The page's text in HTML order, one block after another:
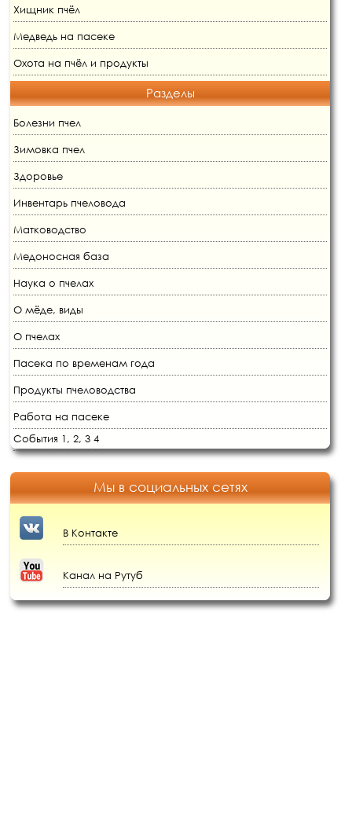
Хищник пчёл
Медведь на пасеке
Охота на пчёл и продукты
Разделы
Болезни пчел
Зимовка пчел
Здоровье
Инвентарь пчеловода
Матководство
Медоносная база
Наука о пчелах
О мёде, виды
О пчелах
Пасека по временам года
Продукты пчеловодства
Работа на пасеке
События 1, 2, 3 4
Мы в социальных сетях
В Контакте
Канал на Рутуб